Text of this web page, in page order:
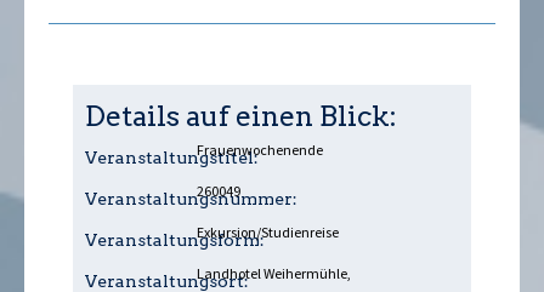
Details auf einen Blick:
Veranstaltungstitel:Frauenwochenende
Veranstaltungsnummer:
260049
Veranstaltungsform:Exkursion/Studienreise
Veranstaltungsort:Landhotel Weihermühle,